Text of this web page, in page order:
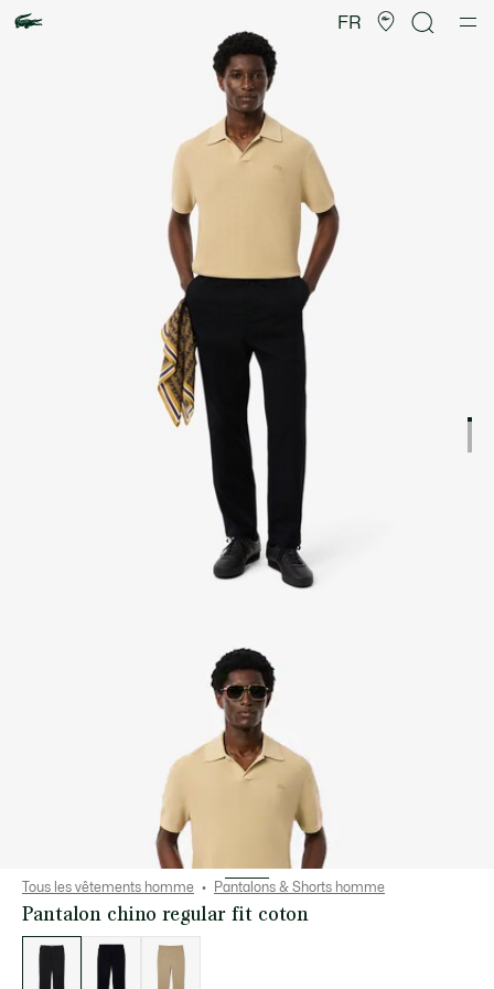
FR
d’images
produit
Tous les vêtements homme Pantalons & Shorts homme
Pantalon chino regular fit coton
des
déclinaisons